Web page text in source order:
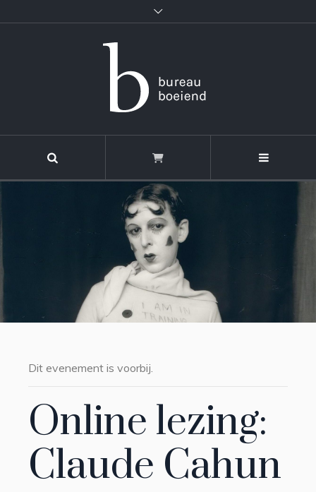
Dit evenement is voorbij.
Online lezing:
Claude Cahun